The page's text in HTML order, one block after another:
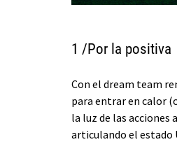
1 /Por la positiva
Con el dream team
para entrar en calor
la luz de las
articulando el estado